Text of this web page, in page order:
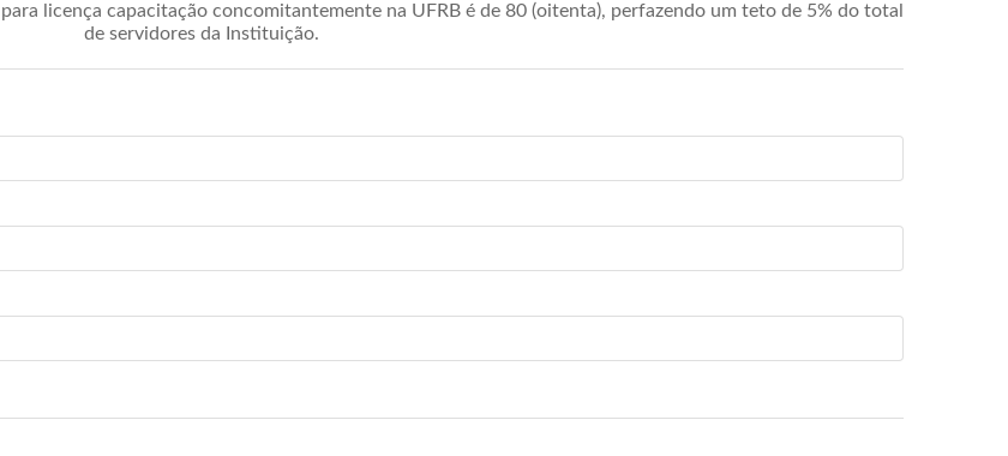
licença capacitação concomitantemente na UFRB é de 80 (oitenta), perfazendo um teto de 5% do total
de servidores da Instituição.